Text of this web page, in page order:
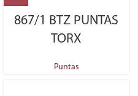
867/1 BTZ PUNTAS
TORX
Puntas